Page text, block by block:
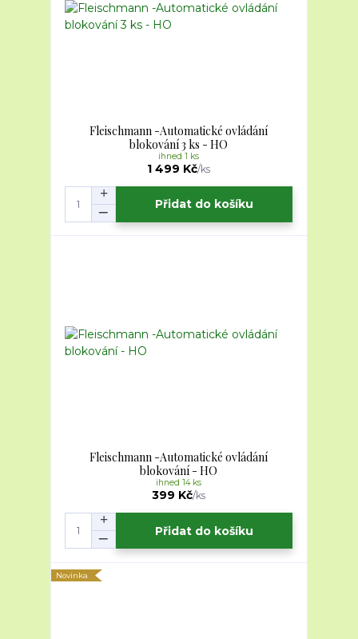
Fleischmann -Automatické ovládání
blokování 3 ks - HO
1 499 Kč/ks
ihned 1 ks
Přidat do košíku
Fleischmann -Automatické ovládání
blokování - HO
399 Kč/ks
ihned 14 ks
Přidat do košíku
Novinka